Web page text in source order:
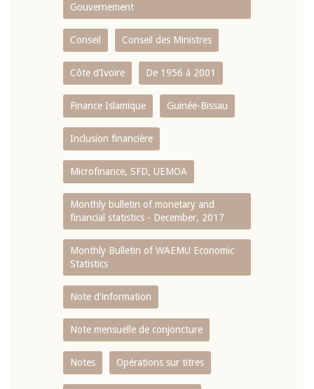
Gouvernement
Conseil Conseil des Ministres
Côte d’Ivoire De 1956 à 2001
Finance Islamique Guinée-Bissau
Inclusion financière
Microfinance, SFD, UEMOA
Monthly bulletin of monetary and
financial statistics - December, 2017
Monthly Bulletin of WAEMU Economic
Statistics
Note d'information
Note mensuelle de conjoncture
Notes Opérations sur titres